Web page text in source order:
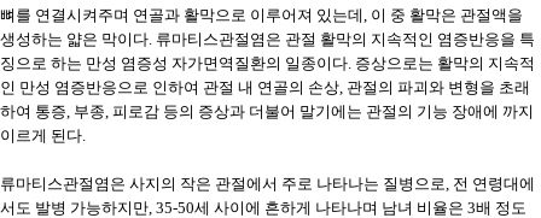
뼈를 연결시켜주며 연골과 활막으로 이루어져 있는데, 이 중 활막은 관절액을
생성하는 얇은 막이다. 류마티스관절염은 관절 활막의 지속적인 염증반응을 특
징으로 하는 만성 염증성 자가면역질환의 일종이다. 증상으로는 활막의 지속적
인 만성 염증반응으로 인하여 관절 내 연골의 손상, 관절의 파괴와 변형을 초래
하여 통증, 부종, 피로감 등의 증상과 더불어 말기에는 관절의 기능 장애에 까지
이르게 된다.
류마티스관절염은 사지의 작은 관절에서 주로 나타나는 질병으로, 전 연령대에
서도 발병 가능하지만, 35-50세 사이에 흔하게 나타나며 남녀 비율은 3배 정도